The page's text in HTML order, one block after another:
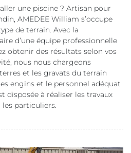
une piscine ? Artisan pour
AMEDEE William s’occupe
de terrain. Avec la
d’une équipe professionnelle
obtenir des résultats selon vos
nous nous chargeons
et les gravats du terrain
engins et le personnel adéquat
disposée à réaliser les travaux
particuliers.